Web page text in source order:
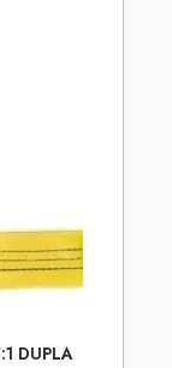
DUPLA